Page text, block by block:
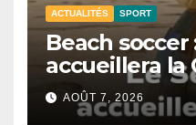
ACTUALITÉS SPORT
Beach soccer
accueillera la
Dakar.
AOÛT 7, 2026